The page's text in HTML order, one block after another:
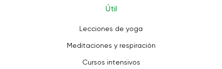
Útil
Lecciones de yoga
Meditaciones y respiración
Cursos intensivos